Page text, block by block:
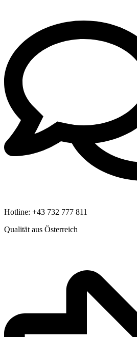
Hotline: +43 732 777 811
Qualität aus Österreich